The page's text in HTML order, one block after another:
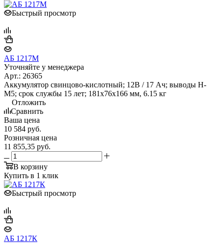
Быстрый просмотр
АБ 1217М
Уточняйте у менеджера
Арт.: 26365
Аккумулятор свинцово-кислотный; 12В / 17 Ач; выводы Н-
М5; срок службы 15 лет; 181х76х166 мм, 6.15 кг
Отложить
Сравнить
Ваша цена
10 584 руб.
Розничная цена
11 855,35 руб.
В корзину
Купить в 1 клик
Быстрый просмотр
АБ 1217К